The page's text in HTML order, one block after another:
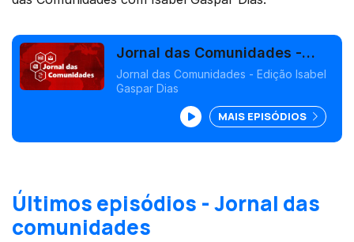
Jornal das Comunidades -
Edição Isabel Gaspar Dias
Jornal das Comunidades - Edição Isabel
Gaspar Dias
MAIS EPISÓDIOS
Últimos episódios - Jornal das
comunidades